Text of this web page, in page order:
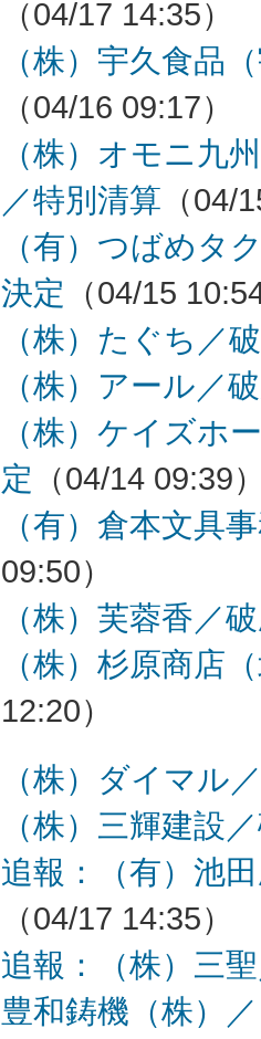
（04/17 14:35）
（株）宇久食品
（04/16 09:17）
（株）オモニ九
／特別清算 （04/
（有）つばめタ
決定 （04/15
（株）たぐち／
（株）アール／
（株）ケイズホ
定 （04/14 09:39
（有）倉本文具
09:50）
（株）芙蓉香／
（株）杉原商店
12:20）
（株）ダイマル
（株）三輝建設
追報：（有）池
（04/17 14:35）
追報：（株）三
豊和鋳機（株）